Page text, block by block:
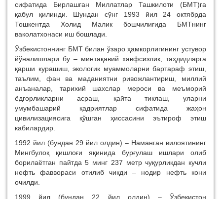
сифатида Бирлашган Миллатлар Ташкилоти (БМТ)га
қабул қилинди. Шундан сўнг 1993 йил 24 октябрда
Тошкентда Холид Малик бошчилигида БМТнинг
ваколатхонаси иш бошлади.
Ўзбекистоннинг БМТ билан ўзаро ҳамкорлигининг устувор
йўналишлари бу – минтақавий хавфсизлик, таҳдидларга
қарши курашиш, экологик муаммоларни бартараф этиш,
таълим, фан ва маданиятни ривожлантириш, миллий
анъаналар, тарихий шахслар мероси ва меъморий
ёдгорликларни асраш, қайта тиклаш, уларни
умумбашарий қадриятлар сифатида жаҳон
цивилизациясига қўшган ҳиссасини эътироф этиш
кабилардир.
1992 йил (бундан 29 йил олдин) – Наманган вилоятининг
Мингбулоқ қишлоғи яқинида бурғулаш ишлари олиб
борилаётган пайтда 5 минг 237 метр чуқурликдан кучли
нефть фаввораси отилиб чиқди – нодир нефть кони
очилди.
1999 йил (бундан 22 йил олдин) – Ўзбекистон